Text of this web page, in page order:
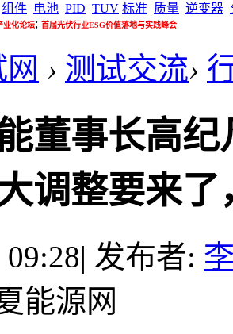
组件 电池 PID TUV 标准 质量 逆变器
业化论坛; 首届光伏行业ESG价值落地与实践峰会
› 测试交流›
董事长高
调整要来了
| 发布者:
能源网